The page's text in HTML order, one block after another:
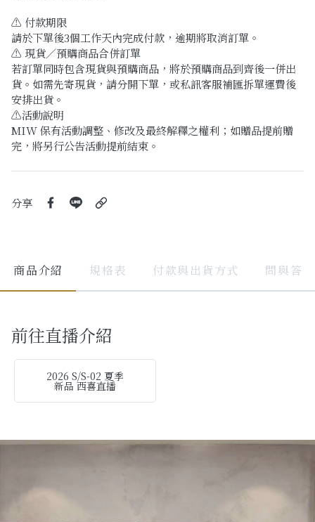
⚠️ 付款期限
請於下單後3個工作天內完成付款，逾期將取消訂單。
⚠️ 現貨／預購商品合併訂單
若訂單同時包含現貨與預購商品，將於預購商品到齊後一併出
貨。如需先寄現貨，請分開下單，或私訊客服補匯拆單運費後
安排出貨。
⚠️活動說明
MIW 保有活動調整、修改及最終解釋之權利；如贈品提前贈
完，將另行公告活動提前結束。
分享
商品介紹 規格表 付款與出貨方式 問與答
前往直播介紹
2026 S/S-02 夏季
新品 西喜直播